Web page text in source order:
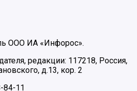
ООО ИА «Инфорос».
редакции: 117218, Россия,
д.13, кор. 2
84-11